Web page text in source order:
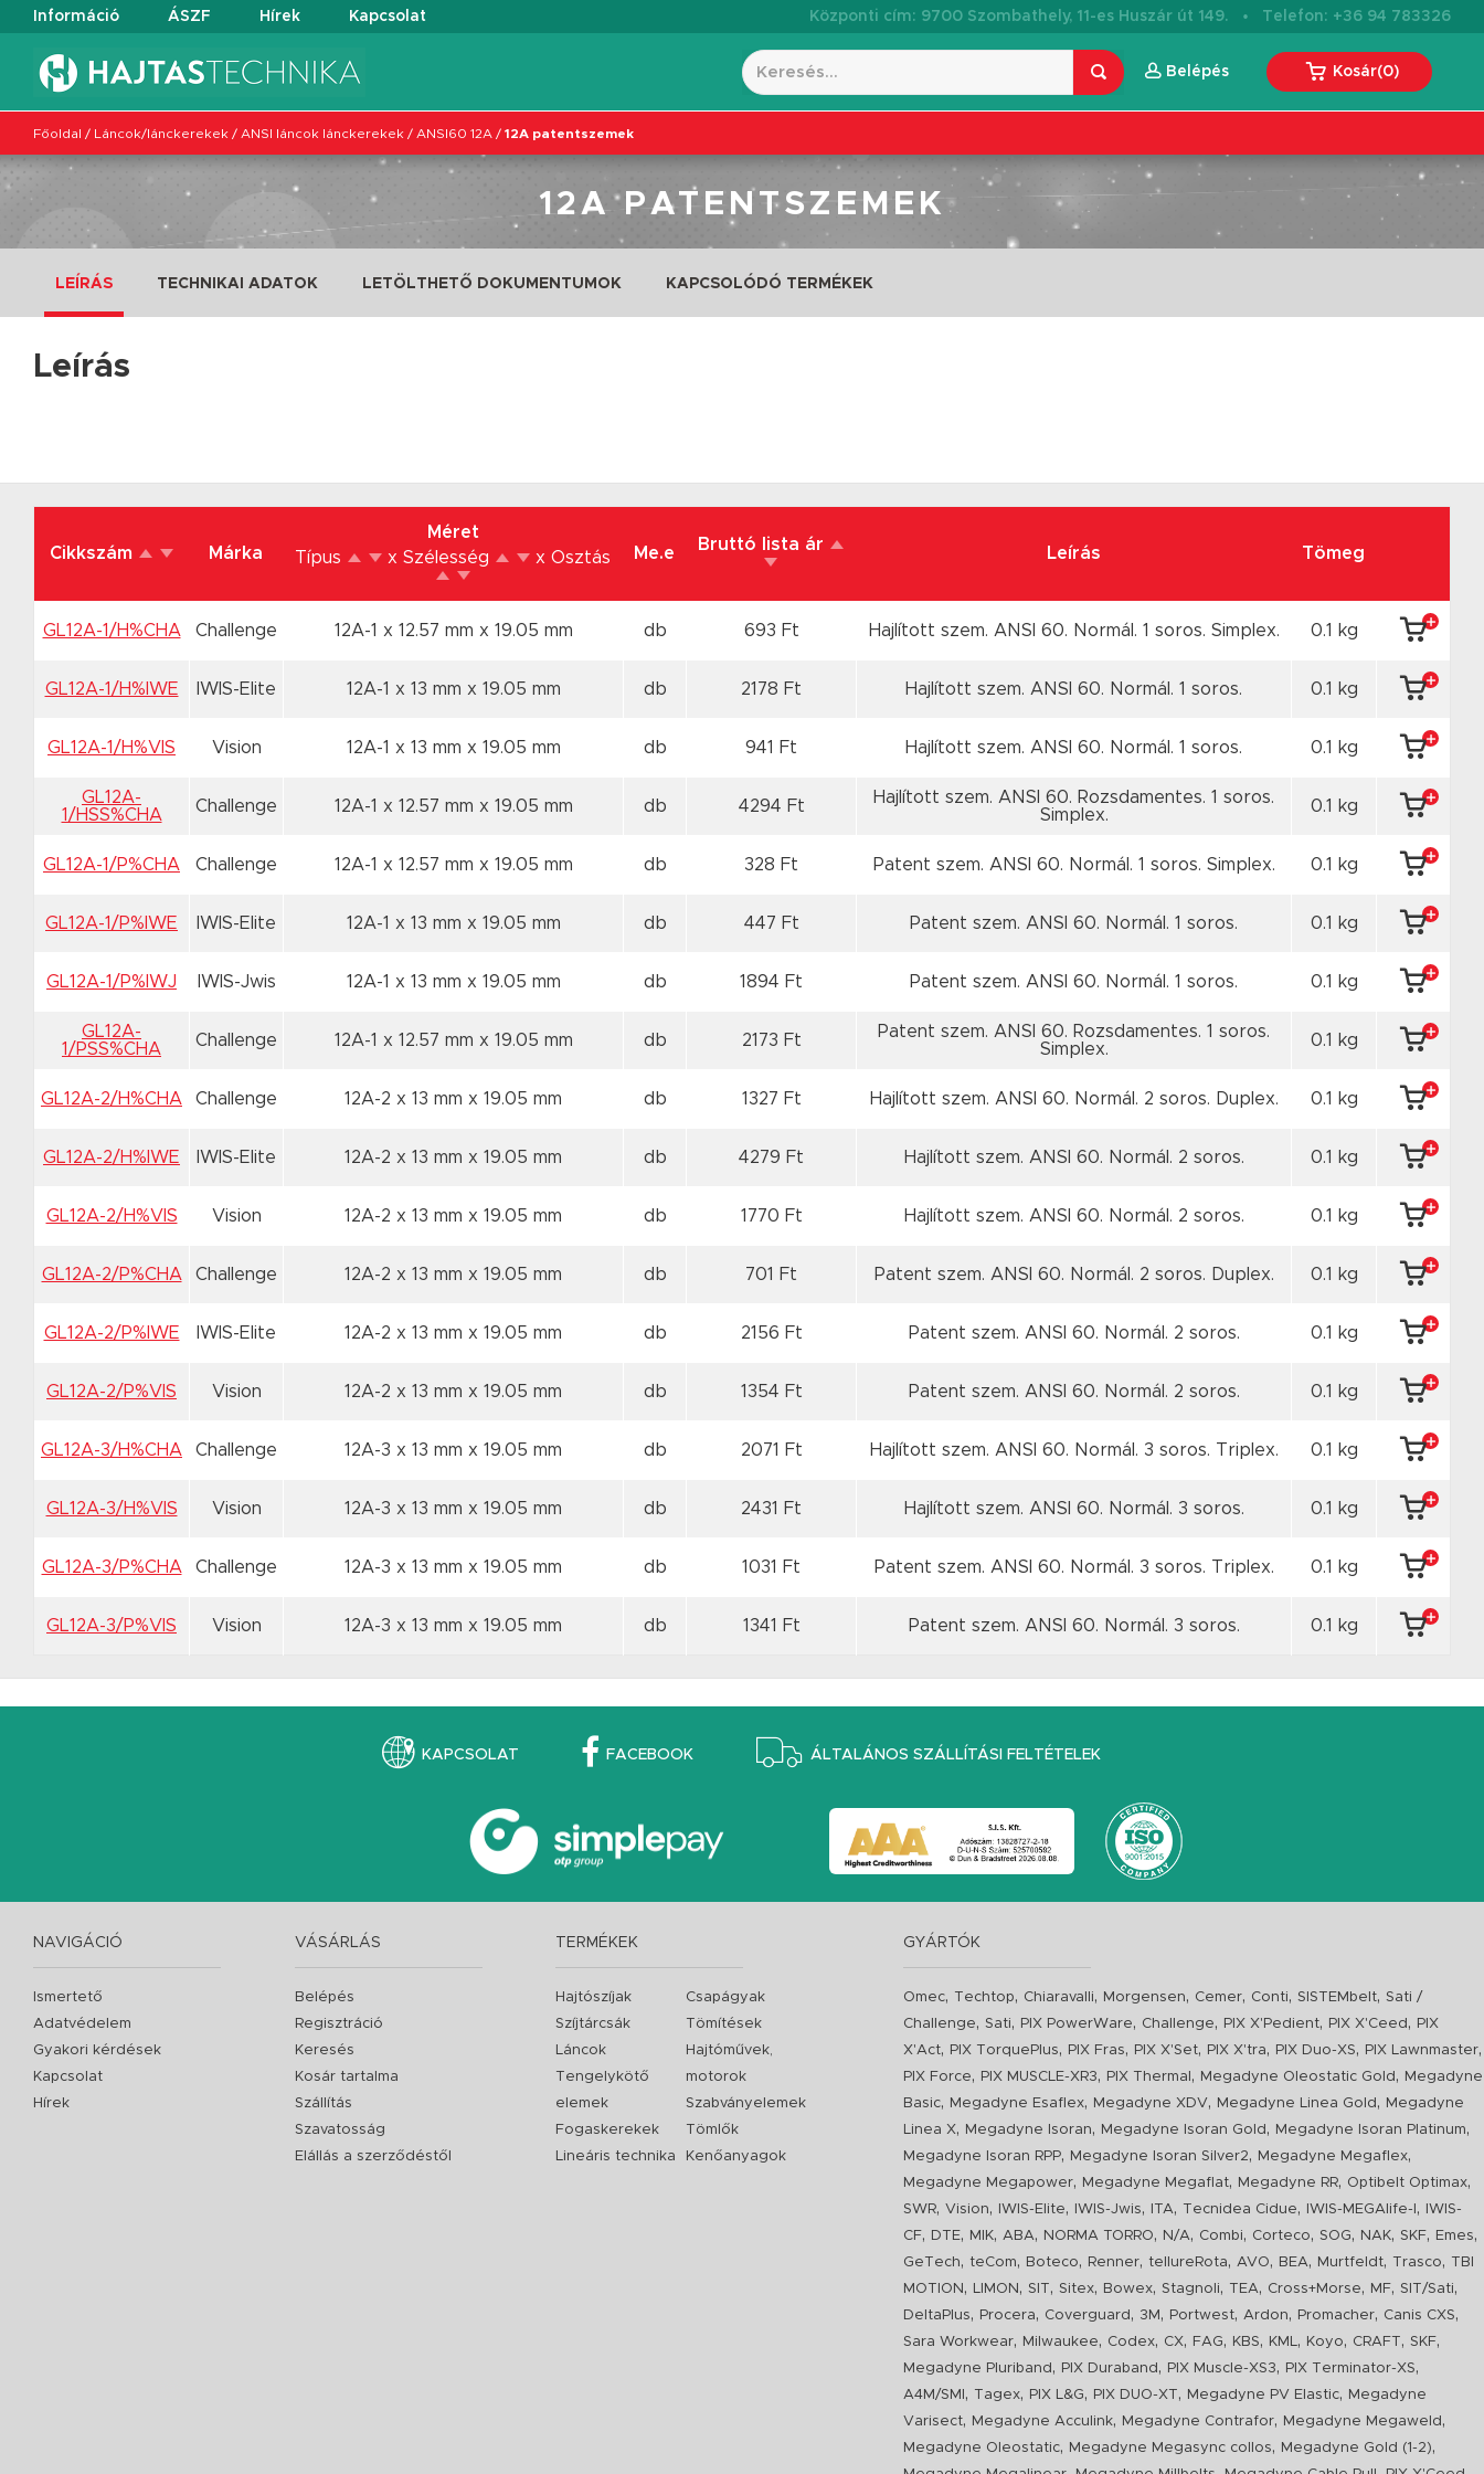
Információ ÁSZF Hírek Kapcsolat Központi cím: 9700 Szombathely, 11-es Huszár út 149. · Telefon: +36 94 783326
Belépés Kosár(0)
Főoldal / Láncok/lánckerekek / ANSI láncok lánckerekek / ANSI60 12A / 12A patentszemek
12A PATENTSZEMEK
LEÍRÁS TECHNIKAI ADATOK LETÖLTHETŐ DOKUMENTUMOK KAPCSOLÓDÓ TERMÉKEK
Leírás
Cikkszám Márka
Méret
Típus
x Szélesség x Osztás Me.e Bruttó lista ár Leírás Tömeg
GL12A-1/H%CHA Challenge 12A-1 x 12.57 mm x 19.05 mm db 693 Ft Hajlított szem. ANSI 60. Normál. 1 soros. Simplex. 0.1 kg
GL12A-1/H%IWE IWIS-Elite 12A-1 x 13 mm x 19.05 mm db 2178 Ft Hajlított szem. ANSI 60. Normál. 1 soros. 0.1 kg
GL12A-1/H%VIS Vision 12A-1 x 13 mm x 19.05 mm db 941 Ft Hajlított szem. ANSI 60. Normál. 1 soros. 0.1 kg
GL12A-
1/HSS%CHA
Challenge 12A-1 x 12.57 mm x 19.05 mm db 4294 Ft
Hajlított szem. ANSI 60. Rozsdamentes. 1 soros.
Simplex.
0.1 kg
GL12A-1/P%CHA Challenge 12A-1 x 12.57 mm x 19.05 mm db 328 Ft Patent szem. ANSI 60. Normál. 1 soros. Simplex. 0.1 kg
GL12A-1/P%IWE IWIS-Elite 12A-1 x 13 mm x 19.05 mm db 447 Ft Patent szem. ANSI 60. Normál. 1 soros. 0.1 kg
GL12A-1/P%IWJ IWIS-Jwis 12A-1 x 13 mm x 19.05 mm db 1894 Ft Patent szem. ANSI 60. Normál. 1 soros. 0.1 kg
GL12A-
1/PSS%CHA
Challenge 12A-1 x 12.57 mm x 19.05 mm db 2173 Ft
Patent szem. ANSI 60. Rozsdamentes. 1 soros.
Simplex.
0.1 kg
GL12A-2/H%CHA Challenge 12A-2 x 13 mm x 19.05 mm db 1327 Ft Hajlított szem. ANSI 60. Normál. 2 soros. Duplex. 0.1 kg
GL12A-2/H%IWE IWIS-Elite 12A-2 x 13 mm x 19.05 mm db 4279 Ft Hajlított szem. ANSI 60. Normál. 2 soros. 0.1 kg
GL12A-2/H%VIS Vision 12A-2 x 13 mm x 19.05 mm db 1770 Ft Hajlított szem. ANSI 60. Normál. 2 soros. 0.1 kg
GL12A-2/P%CHA Challenge 12A-2 x 13 mm x 19.05 mm db 701 Ft Patent szem. ANSI 60. Normál. 2 soros. Duplex. 0.1 kg
GL12A-2/P%IWE IWIS-Elite 12A-2 x 13 mm x 19.05 mm db 2156 Ft Patent szem. ANSI 60. Normál. 2 soros. 0.1 kg
GL12A-2/P%VIS Vision 12A-2 x 13 mm x 19.05 mm db 1354 Ft Patent szem. ANSI 60. Normál. 2 soros. 0.1 kg
GL12A-3/H%CHA Challenge 12A-3 x 13 mm x 19.05 mm db 2071 Ft Hajlított szem. ANSI 60. Normál. 3 soros. Triplex. 0.1 kg
GL12A-3/H%VIS Vision 12A-3 x 13 mm x 19.05 mm db 2431 Ft Hajlított szem. ANSI 60. Normál. 3 soros. 0.1 kg
GL12A-3/P%CHA Challenge 12A-3 x 13 mm x 19.05 mm db 1031 Ft Patent szem. ANSI 60. Normál. 3 soros. Triplex. 0.1 kg
GL12A-3/P%VIS Vision 12A-3 x 13 mm x 19.05 mm db 1341 Ft Patent szem. ANSI 60. Normál. 3 soros. 0.1 kg
KAPCSOLAT FACEBOOK ÁLTALÁNOS SZÁLLÍTÁSI FELTÉTELEK
NAVIGÁCIÓ
Ismertető
Adatvédelem
Gyakori kérdések
Kapcsolat
Hírek
VÁSÁRLÁS
Belépés
Regisztráció
Keresés
Kosár tartalma
Szállítás
Szavatosság
Elállás a szerződéstől
TERMÉKEK
Hajtószíjak
Szíjtárcsák
Láncok
Tengelykötő
elemek
Fogaskerekek
Lineáris technika
Csapágyak
Tömítések
Hajtóművek,
motorok
Szabványelemek
Tömlők
Kenőanyagok
GYÁRTÓK
Omec, Techtop, Chiaravalli, Morgensen, Cemer, Conti,SISTEMbelt,Sati /
Challenge,Sati, PIX PowerWare, Challenge, PIX X'Pedient, PIX X'Ceed ,
PIX
X'Act, PIX TorquePlus, PIX Fras, PIX X'Set, PIX X'tra, PIX Duo-XS, PIX Lawnmaster,
PIX Force, PIX MUSCLE-XR3, PIX Thermal , Megadyne Oleostatic Gold ,
Megadyne
Basic, Megadyne Esaflex, Megadyne XDV, Megadyne Linea Gold ,
Megadyne
Linea X, Megadyne Isoran, Megadyne Isoran Gold , Megadyne Isoran Platinum,
Megadyne Isoran RPP, Megadyne Isoran Silver2, Megadyne Megaflex,
Megadyne Megapower, Megadyne Megaflat, Megadyne RR, Optibelt Optimax,
SWR,Vision, IWIS-Elite, IWIS-Jwis, ITA, Tecnidea Cidue, IWIS-MEGAlife-I ,
IWIS-
CF, DTE, MIK, ABA, NORMA TORRO, N/A, Combi, Corteco,SOG, NAK,SKF, Emes,
GeTech, teCom, Boteco, Renner, tellureRota, AVO, BEA, Murtfeldt, Trasco, TBI
MOTION , LIMON ,SIT,Sitex, Bowex,Stagnoli, TEA, Cross+Morse, MF,SIT/Sati,
DeltaPlus, Procera, Coverguard , 3M , Portwest, Ardon, Promacher, Canis CXS,
Sara Workwear, Milwaukee, Codex, CX, FAG, KBS, KML, Koyo, CRAFT,SKF,
Megadyne Pluriband , PIX Duraband , PIX Muscle-XS3, PIX Terminator-XS,
A4M/SMI , Tagex, PIX L&G, PIX DUO-XT, Megadyne PV Elastic,
Megadyne
Varisect, Megadyne Acculink, Megadyne Contrafor, Megadyne Megaweld ,
Megadyne Oleostatic, Megadyne Megasync collos, Megadyne Gold (1-2),